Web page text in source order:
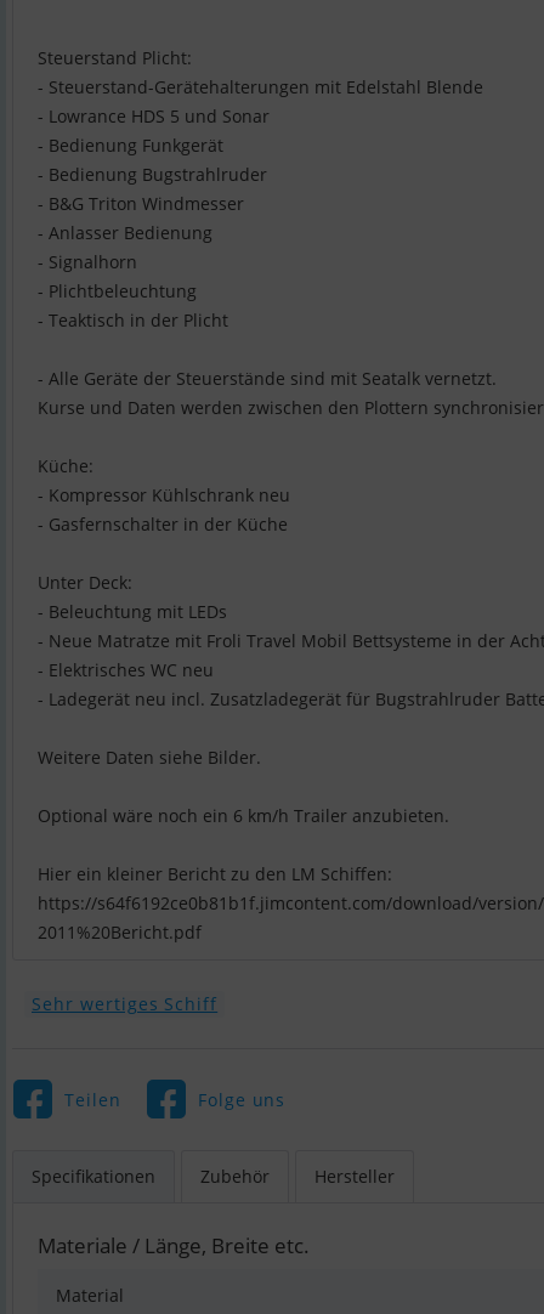
Steuerstand Plicht:
- Steuerstand-Gerätehalterungen mit Edelstahl Blende
- Lowrance HDS 5 und Sonar
- Bedienung Funkgerät
- Bedienung Bugstrahlruder
- B&G Triton Windmesser
- Anlasser Bedienung
- Signalhorn
- Plichtbeleuchtung
- Teaktisch in der Plicht
- Alle Geräte der Steuerstände sind mit Seatalk vernetzt.
Kurse und Daten werden zwischen den Plottern
Küche:
- Kompressor Kühlschrank neu
- Gasfernschalter in der Küche
Unter Deck:
- Beleuchtung mit LEDs
- Neue Matratze mit Froli Travel Mobil Bettsysteme in der
- Elektrisches WC neu
- Ladegerät neu incl. Zusatzladegerät für Bugstrahlruder
Weitere Daten siehe Bilder.
Optional wäre noch ein 6 km/h Trailer anzubieten.
Hier ein kleiner Bericht zu den LM Schiffen:
https://s64f6192ce0b81b1f.jimcontent.com/download/
Sehr wertiges Schiff
Teilen Folge uns
Specifikationen Zubehör Hersteller
Materiale / Länge, Breite etc.
Material